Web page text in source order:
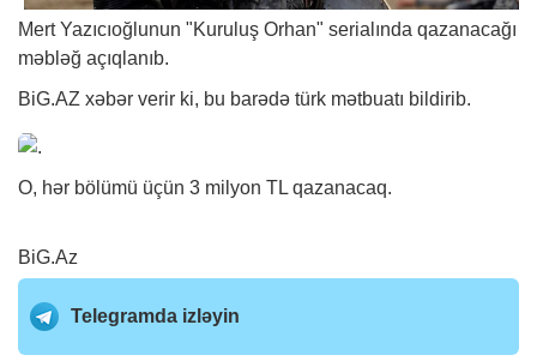
Mert Yazıcıoğlunun "Kuruluş Orhan" serialında qazanacağı
məbləğ açıqlanıb.
BiG.AZ xəbər verir ki, bu barədə türk mətbuatı bildirib.
O, hər bölümü üçün 3 milyon TL qazanacaq.
BiG.Az
Telegramda izləyin